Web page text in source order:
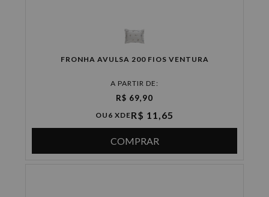
FRONHA AVULSA 200 FIOS VENTURA
A PARTIR DE:
R$ 69,90
OU 6 XDER$ 11,65
COMPRAR